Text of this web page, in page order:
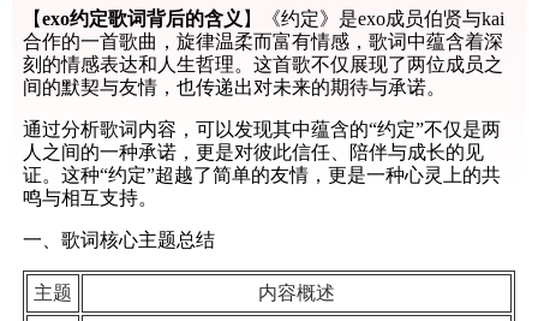
【exo约定歌词背后的含义 】《约定》是exo成员伯贤与kai
合作的一首歌曲，旋律温柔而富有情感，歌词中蕴含着深
刻的情感表达和人生哲理。这首歌不仅展现了两位成员之
间的默契与友情，也传递出对未来的期待与承诺。
通过分析歌词内容，可以发现其中蕴含的“约定”不仅是两
人之间的一种承诺，更是对彼此信任、陪伴与成长的见
证。这种“约定”超越了简单的友情，更是一种心灵上的共
鸣与相互支持。
一、歌词核心主题总结
主题
内容概述